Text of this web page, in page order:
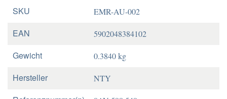
SKU EMR-AU-002
EAN 5902048384102
Gewicht 0.3840 kg
Hersteller NTY